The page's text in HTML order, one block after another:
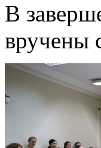
В
вручены